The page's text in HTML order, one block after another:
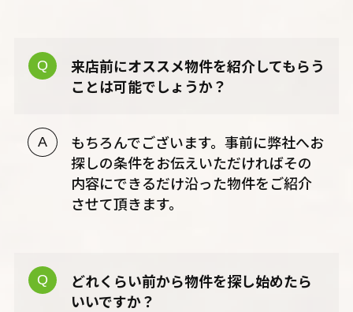
来店前にオススメ物件を紹介してもらう
ことは可能でしょうか？
もちろんでございます。事前に弊社へお
探しの条件をお伝えいただければその
内容にできるだけ沿った物件をご紹介
させて頂きます。
どれくらい前から物件を探し始めたら
いいですか？